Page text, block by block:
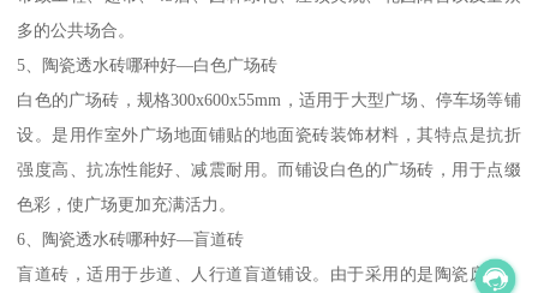
多的公共场合。
5、陶瓷透水砖哪种好—白色广场砖
白色的广场砖，规格300x600x55mm，适用于大型广场、停车场等铺
设。是用作室外广场地面铺贴的地面瓷砖装饰材料，其特点是抗折
强度高、抗冻性能好、减震耐用。而铺设白色的广场砖，用于点缀
色彩，使广场更加充满活力。
6、陶瓷透水砖哪种好—盲道砖
盲道砖，适用于步道、人行道盲道铺设。由于采用的是陶瓷废料，